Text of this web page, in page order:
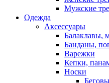
Мужские
Одежда
Аксессуары
Балаклавы,
Банданы,
Варежки
Кепки,
Носки